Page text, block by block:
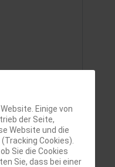
Einige von
der Seite,
Website und die
Cookies).
Sie die Cookies
Sie, dass bei einer